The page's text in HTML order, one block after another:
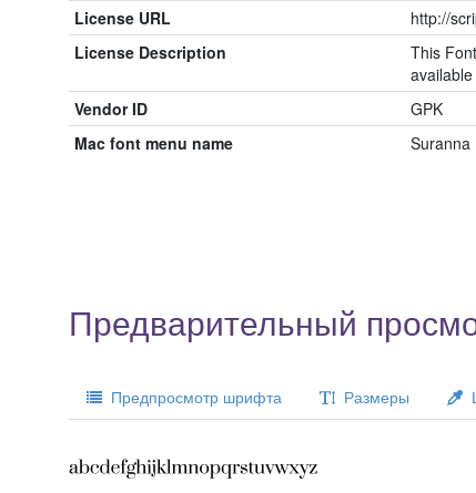
License URL
http://
License Description
This
Vendor ID
GPK
Mac font menu name
Suranna
Предварительный
Предпросмотр шрифта Размеры